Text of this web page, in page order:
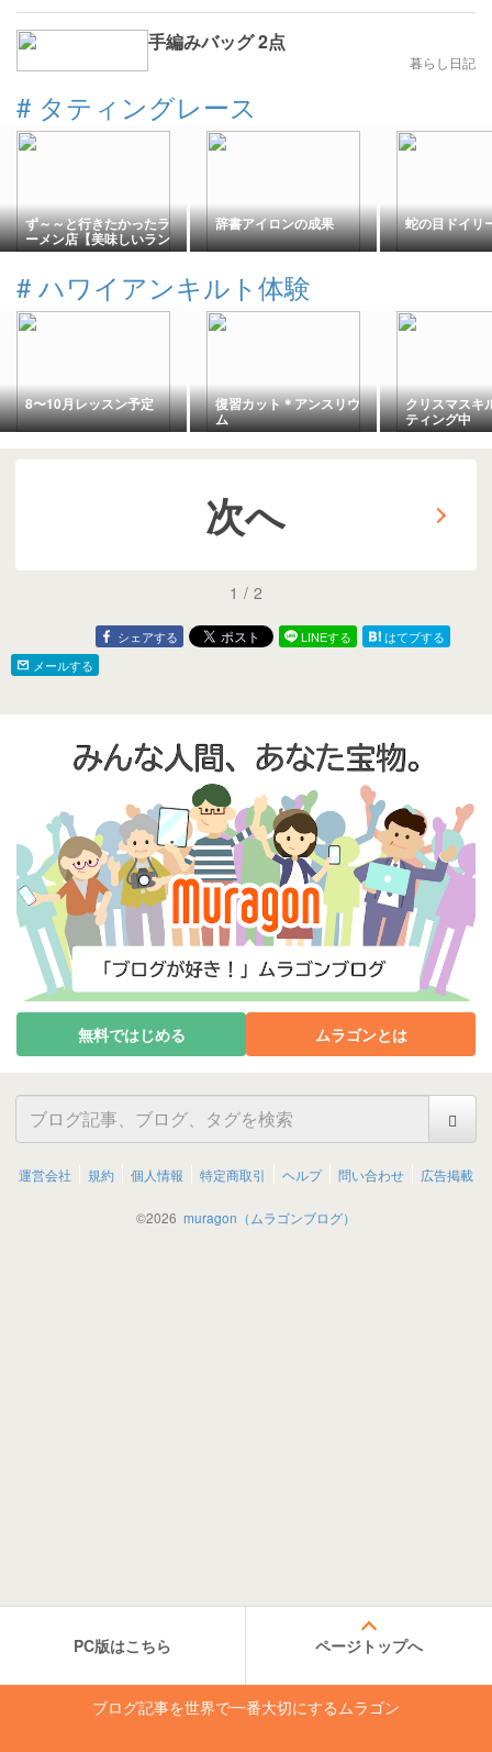
手編みバッグ 2点
暮らし日記
# タティングレース
ず～～と行きたかったラ
ーメン店【美味しいラン
チシリーズ2026】
辞書アイロンの成果 蛇の目ドイリ
# ハワイアンキルト体験
8〜10月レッスン予定 復習カット＊アンスリウ
ム
クリスマスキ
ティング中
次へ
1 / 2
シェアする LINEする
はてブする
メールする
無料ではじめる ムラゴンとは
運営会社 規約 個人情報 特定商取引 ヘルプ 問い合わせ 広告掲載
©2026 muragon（ムラゴンブログ）
PC版はこちら ページトップへ
ブログ記事を世界で一番大切にするムラゴン